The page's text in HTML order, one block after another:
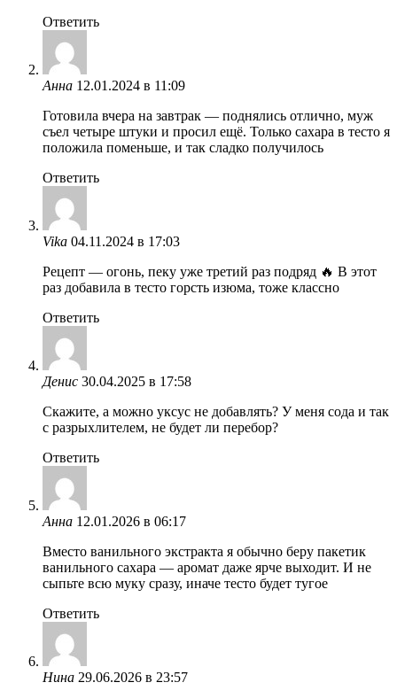
Ответить
Анна 12.01.2024 в 11:09
Готовила вчера на завтрак — поднялись отлично, муж
съел четыре штуки и просил ещё. Только сахара в тесто я
положила поменьше, и так сладко получилось
Ответить
Vika 04.11.2024 в 17:03
Рецепт — огонь, пеку уже третий раз подряд 🔥 В этот
раз добавила в тесто горсть изюма, тоже классно
Ответить
Денис 30.04.2025 в 17:58
Скажите, а можно уксус не добавлять? У меня сода и так
с разрыхлителем, не будет ли перебор?
Ответить
Анна 12.01.2026 в 06:17
Вместо ванильного экстракта я обычно беру пакетик
ванильного сахара — аромат даже ярче выходит. И не
сыпьте всю муку сразу, иначе тесто будет тугое
Ответить
Нина 29.06.2026 в 23:57